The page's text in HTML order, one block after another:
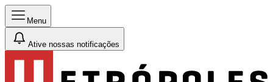
Menu
Ative nossas notificações